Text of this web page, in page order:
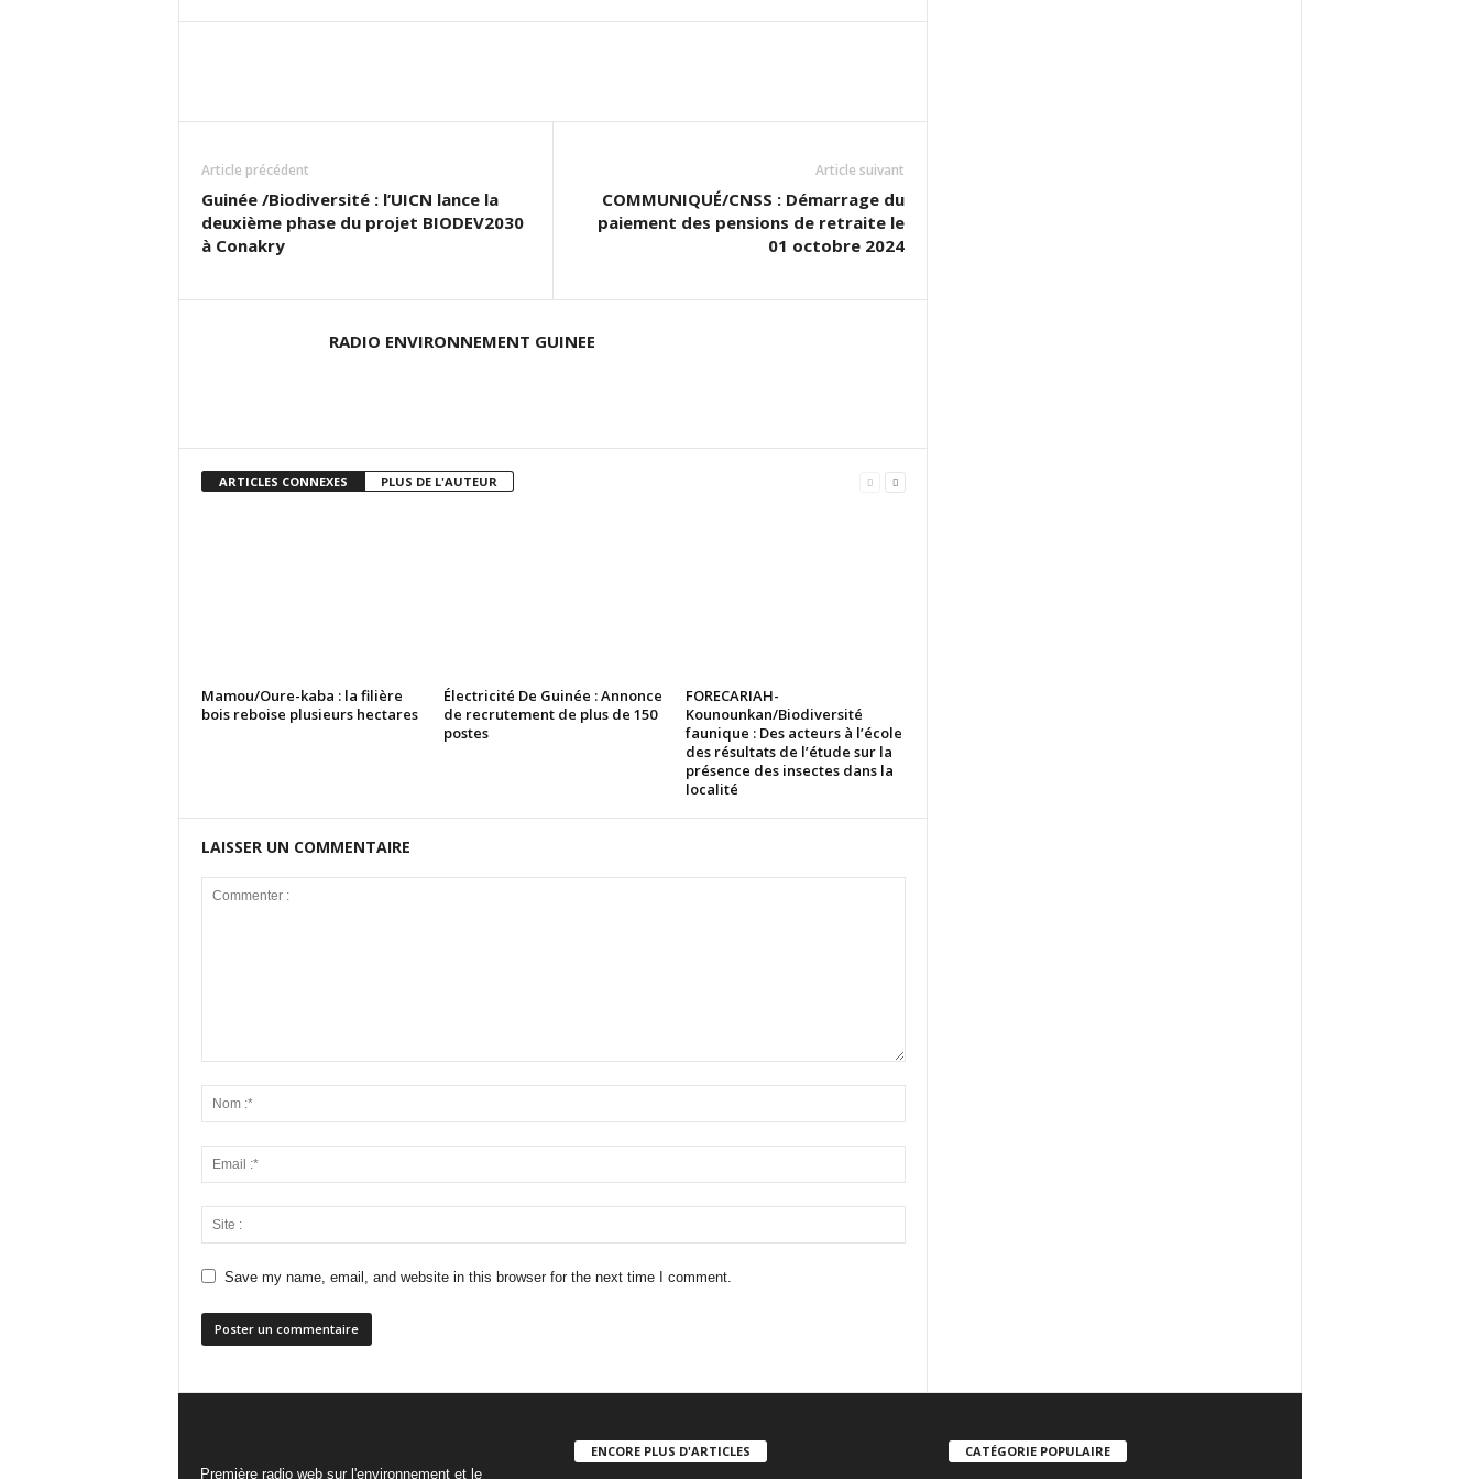
Article précédent
Guinée /Biodiversité : l’UICN lance la
deuxième phase du projet BIODEV2030
à Conakry
Article suivant
COMMUNIQUÉ/CNSS : Démarrage du
paiement des pensions de retraite le
01 octobre 2024
RADIO ENVIRONNEMENT GUINEE
ARTICLES CONNEXES PLUS DE L'AUTEUR
Mamou/Oure-kaba : la filière
bois reboise plusieurs hectares
Électricité De Guinée : Annonce
de recrutement de plus de 150
postes
FORECARIAH-
Kounounkan/Biodiversité
faunique : Des acteurs à l’école
des résultats de l’étude sur la
présence des insectes dans la
localité
LAISSER UN COMMENTAIRE
Save my name, email, and website in this browser for the next time I comment.
Première radio web sur l'environnement et le
ENCORE PLUS D'ARTICLES CATÉGORIE POPULAIRE